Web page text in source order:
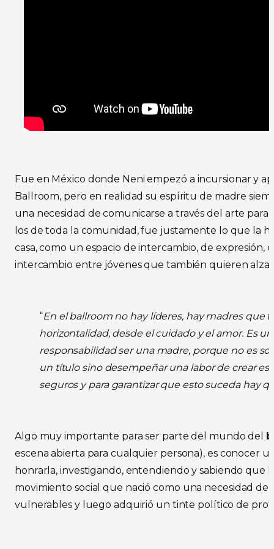
Fue en México donde Neni empezó a incursionar y
Ballroom, pero en realidad su espíritu de madre
una necesidad de comunicarse a través del arte para
los de toda la comunidad, fue justamente lo que la
casa, como un espacio de intercambio, de expresión,
intercambio entre jóvenes que también quieren alzar
“En el ballroom no hay líderes, hay madres que
horizontalidad, desde el cuidado y el amor. Es
responsabilidad ser una madre, porque no es
un título sino desempeñar una labor de crear
seguros y para garantizar que esto suceda hay
Algo muy importante para ser parte del mundo del
escena abierta para cualquier persona), es conocer
honrarla, investigando, entendiendo y sabiendo que
movimiento social que nació como una necesidad de
vulnerables y luego adquirió un tinte político de